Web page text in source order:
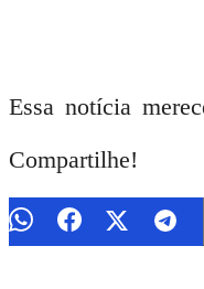
Essa notícia
Compartilhe!